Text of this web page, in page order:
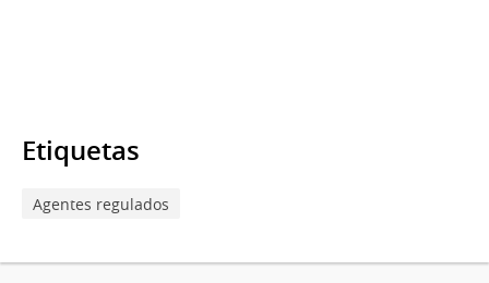
Etiquetas
Agentes regulados